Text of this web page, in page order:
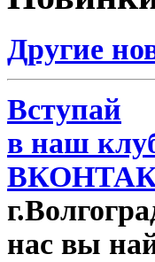
Другие
Вступай
в наш
нас вы